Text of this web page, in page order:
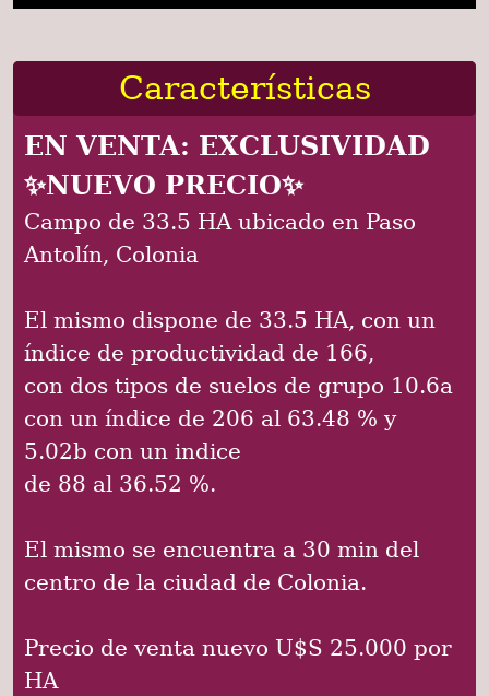
Características
EN VENTA: EXCLUSIVIDAD
✨NUEVO PRECIO✨
Campo de 33.5 HA ubicado en Paso
Antolín, Colonia
El mismo dispone de 33.5 HA, con un
índice de productividad de 166,
con dos tipos de suelos de grupo 10.6a
con un índice de 206 al 63.48 % y
5.02b con un indice
de 88 al 36.52 %.
El mismo se encuentra a 30 min del
centro de la ciudad de Colonia.
Precio de venta nuevo U$S 25.000 por
HA